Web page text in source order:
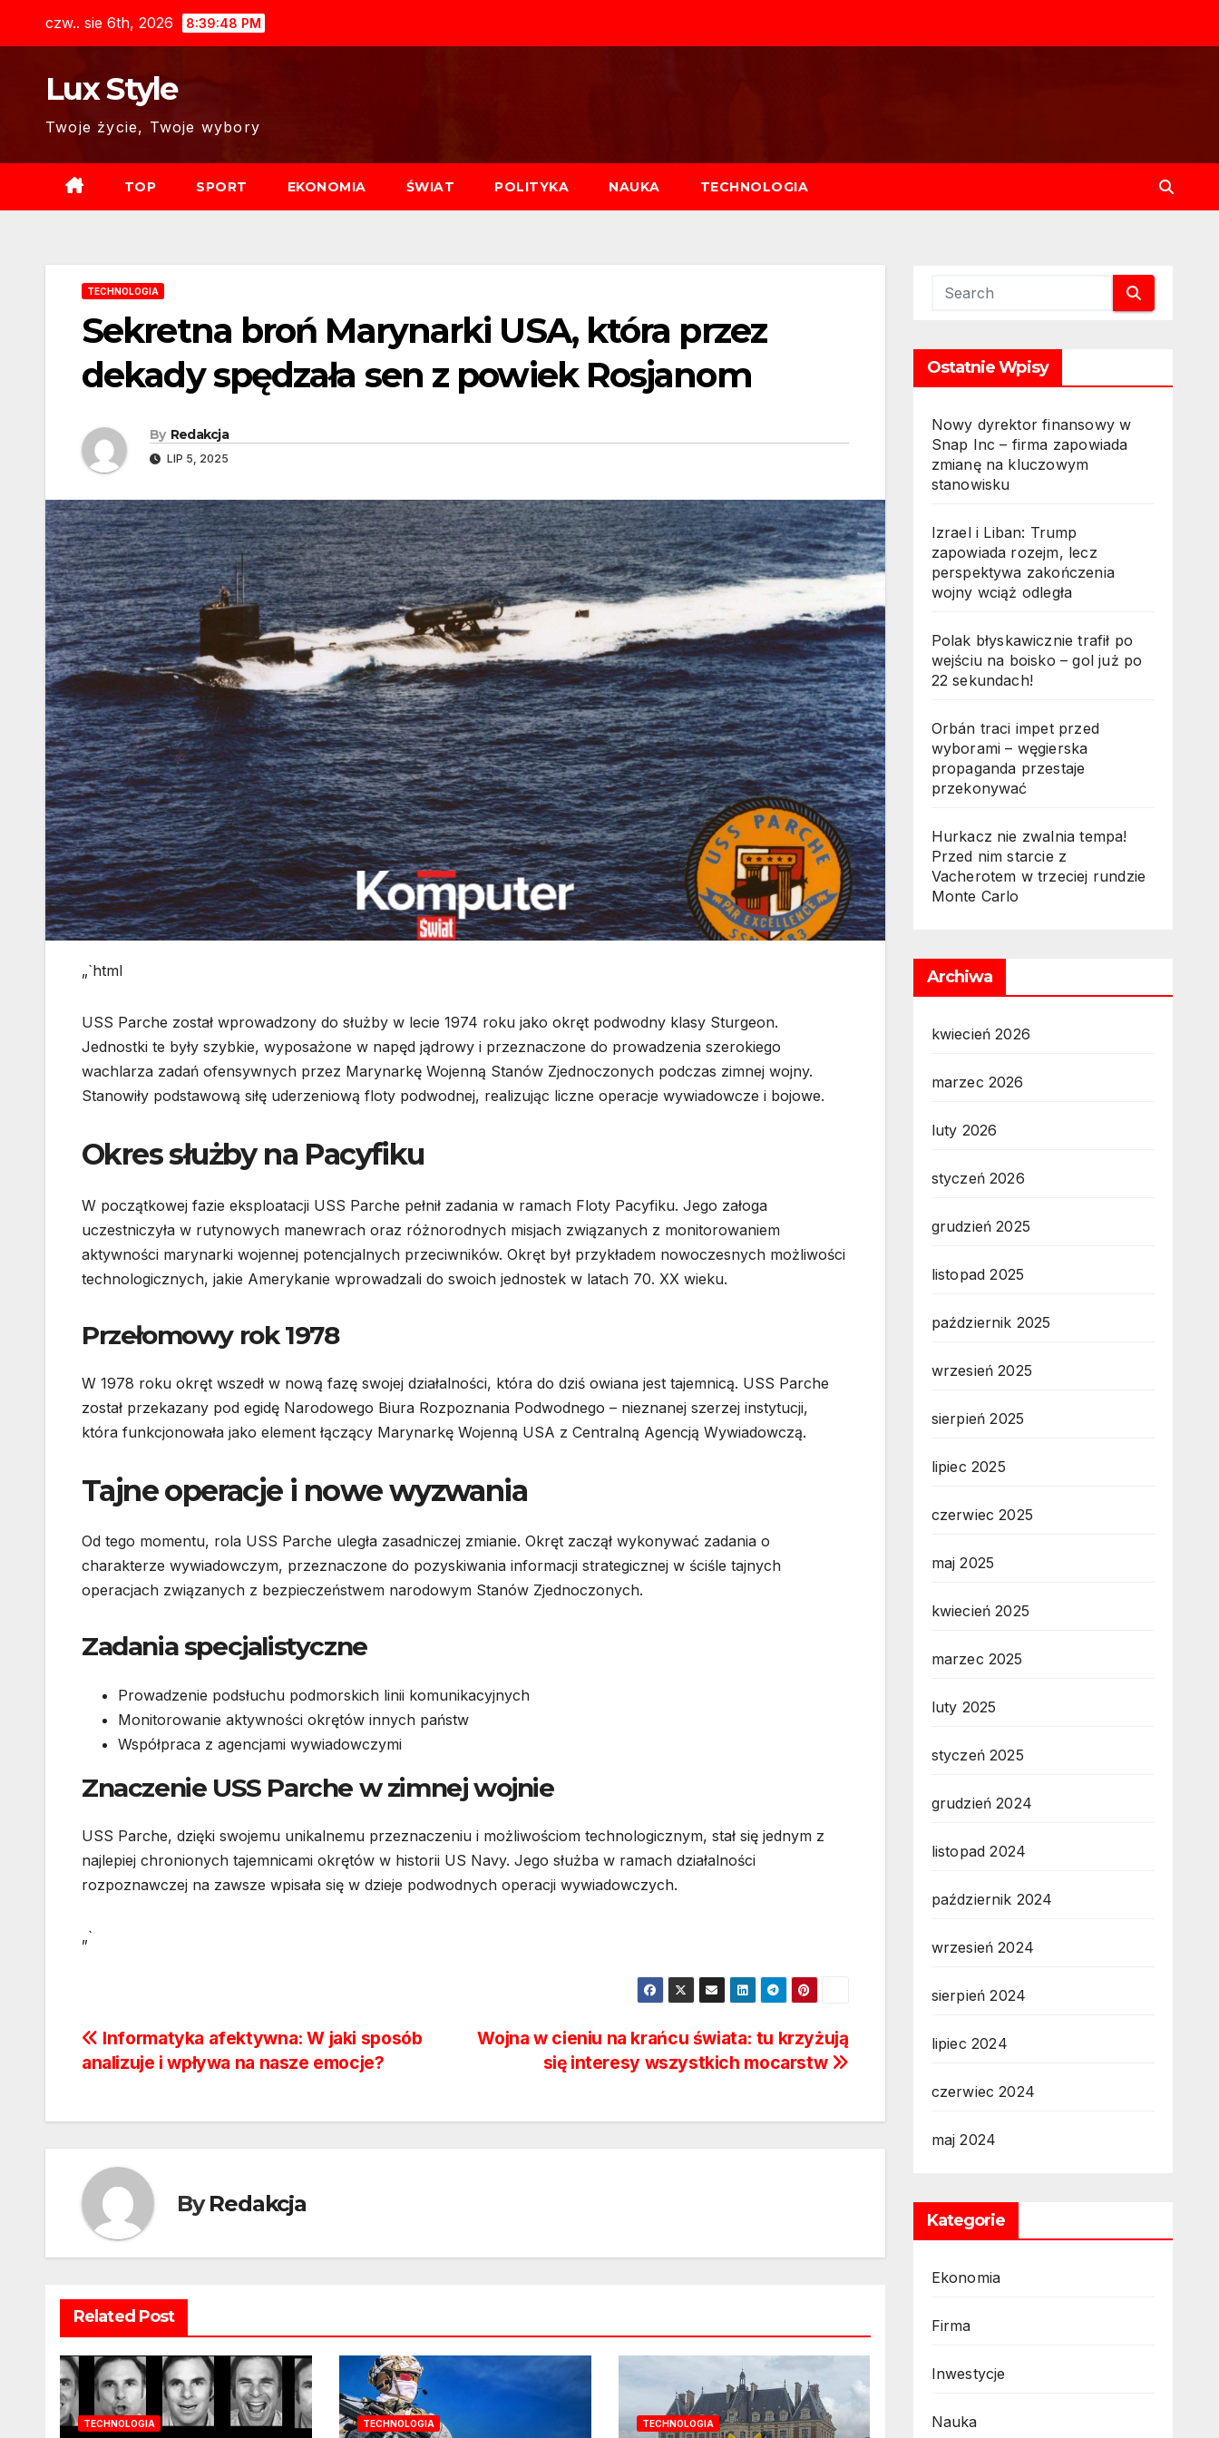
czw.. sie 6th, 2026 8:39:50 PM
Lux Style
Twoje życie, Twoje wybory
TOP SPORT EKONOMIA ŚWIAT POLITYKA NAUKA TECHNOLOGIA
TECHNOLOGIA
Sekretna broń Marynarki USA, która przez
dekady spędzała sen z powiek Rosjanom
By Redakcja
LIP 5, 2025
„`html
USS Parche został wprowadzony do służby w lecie 1974 roku jako okręt podwodny klasy Sturgeon.
Jednostki te były szybkie, wyposażone w napęd jądrowy i przeznaczone do prowadzenia szerokiego
wachlarza zadań ofensywnych przez Marynarkę Wojenną Stanów Zjednoczonych podczas zimnej wojny.
Stanowiły podstawową siłę uderzeniową floty podwodnej, realizując liczne operacje wywiadowcze i bojowe.
Okres służby na Pacyfiku
W początkowej fazie eksploatacji USS Parche pełnił zadania w ramach Floty Pacyfiku. Jego załoga
uczestniczyła w rutynowych manewrach oraz różnorodnych misjach związanych z monitorowaniem
aktywności marynarki wojennej potencjalnych przeciwników. Okręt był przykładem nowoczesnych możliwości
technologicznych, jakie Amerykanie wprowadzali do swoich jednostek w latach 70. XX wieku.
Przełomowy rok 1978
W 1978 roku okręt wszedł w nową fazę swojej działalności, która do dziś owiana jest tajemnicą. USS Parche
został przekazany pod egidę Narodowego Biura Rozpoznania Podwodnego – nieznanej szerzej instytucji,
która funkcjonowała jako element łączący Marynarkę Wojenną USA z Centralną Agencją Wywiadowczą.
Tajne operacje i nowe wyzwania
Od tego momentu, rola USS Parche uległa zasadniczej zmianie. Okręt zaczął wykonywać zadania o
charakterze wywiadowczym, przeznaczone do pozyskiwania informacji strategicznej w ściśle tajnych
operacjach związanych z bezpieczeństwem narodowym Stanów Zjednoczonych.
Zadania specjalistyczne
Prowadzenie podsłuchu podmorskich linii komunikacyjnych
Monitorowanie aktywności okrętów innych państw
Współpraca z agencjami wywiadowczymi
Znaczenie USS Parche w zimnej wojnie
USS Parche, dzięki swojemu unikalnemu przeznaczeniu i możliwościom technologicznym, stał się jednym z
najlepiej chronionych tajemnicami okrętów w historii US Navy. Jego służba w ramach działalności
rozpoznawczej na zawsze wpisała się w dzieje podwodnych operacji wywiadowczych.
„`
Nawigacja
wpisu
Wojna w cieniu na krańcu świata: tu krzyżują
się interesy wszystkich mocarstw
Informatyka afektywna: W jaki sposób
analizuje i wpływa na nasze emocje?
ByRedakcja
Related Post
TECHNOLOGIA TECHNOLOGIA TECHNOLOGIA
Ostatnie Wpisy
Nowy dyrektor finansowy w
Snap Inc – firma zapowiada
zmianę na kluczowym
stanowisku
Izrael i Liban: Trump
zapowiada rozejm, lecz
perspektywa zakończenia
wojny wciąż odległa
Polak błyskawicznie trafił po
wejściu na boisko – gol już po
22 sekundach!
Orbán traci impet przed
wyborami – węgierska
propaganda przestaje
przekonywać
Hurkacz nie zwalnia tempa!
Przed nim starcie z
Vacherotem w trzeciej rundzie
Monte Carlo
Archiwa
kwiecień 2026
marzec 2026
luty 2026
styczeń 2026
grudzień 2025
listopad 2025
październik 2025
wrzesień 2025
sierpień 2025
lipiec 2025
czerwiec 2025
maj 2025
kwiecień 2025
marzec 2025
luty 2025
styczeń 2025
grudzień 2024
listopad 2024
październik 2024
wrzesień 2024
sierpień 2024
lipiec 2024
czerwiec 2024
maj 2024
Kategorie
Ekonomia
Firma
Inwestycje
Nauka